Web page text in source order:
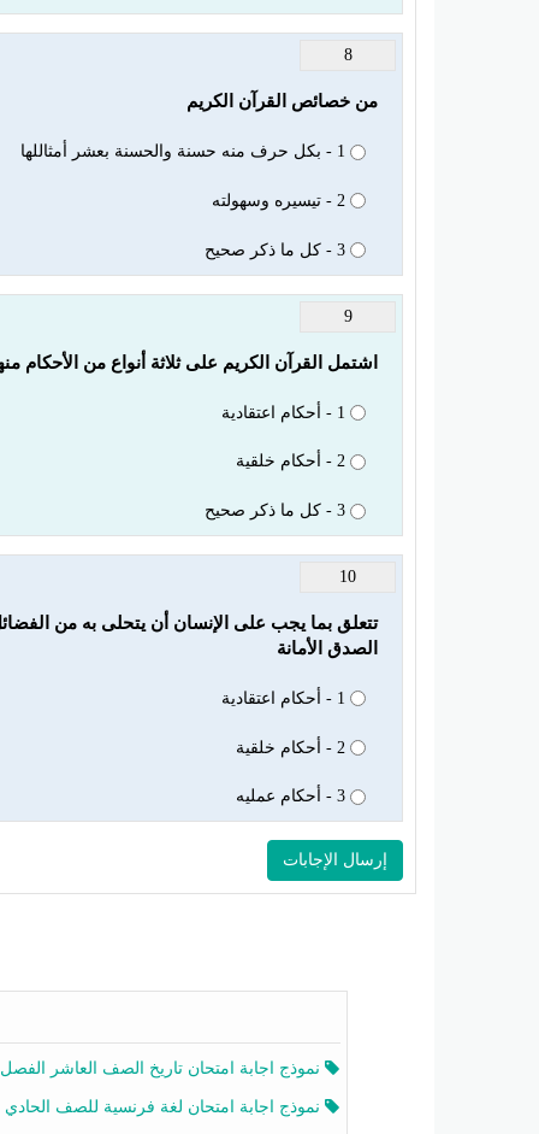
8
من خصائص القرآن الكريم
1 - بكل حرف منه حسنة والحسنة بعشر أمثاللها
2 - تيسيره وسهولته
3 - كل ما ذكر صحيح
9
اشتمل القرآن الكريم على ثلاثة أنواع من الأحكام
1 - أحكام اعتقادية
2 - أحكام خلقية
3 - كل ما ذكر صحيح
10
الصدق الأمانة
1 - أحكام اعتقادية
2 - أحكام خلقية
3 - أحكام عمليه
نموذج اجابة امتحان تاريخ الصف العاشر الفصل الثاني 2025-
نموذج اجابة امتحان لغة فرنسية للصف الحادي عشر أدبي الفصل الثاني 2025-